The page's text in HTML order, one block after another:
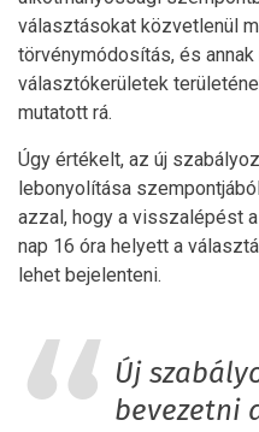
választásokat közvetlenül
törvénymódosítás, és
választókerületek
mutatott rá.
Úgy értékelt, az új
lebonyolítása
azzal, hogy a visszalépést
nap 16 óra helyett a
lehet bejelenteni.
Új
bevezetni